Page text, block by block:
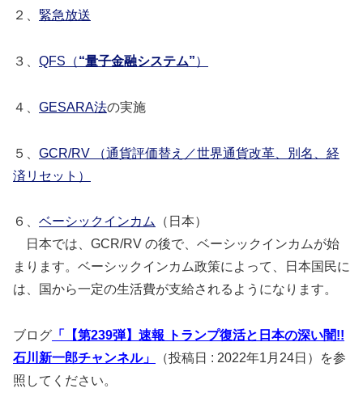
２、 緊急放送
３、 QFS（“量子金融システム”）
４、 GESARA法の実施
５、 GCR/RV （通貨評価替え／世界通貨改革、別名、経
済リセット）
６、 ベーシックインカム （日本）
日本では、GCR/RV の後で、ベーシックインカムが始
まります。ベーシックインカム政策によって、日本国民に
は、国から一定の生活費が支給されるようになります。
ブログ 「【第239弾】速報 トランプ復活と日本の深い闇!!
石川新一郎チャンネル」
（投稿日 : 2022年1月24日）を参
照してください。